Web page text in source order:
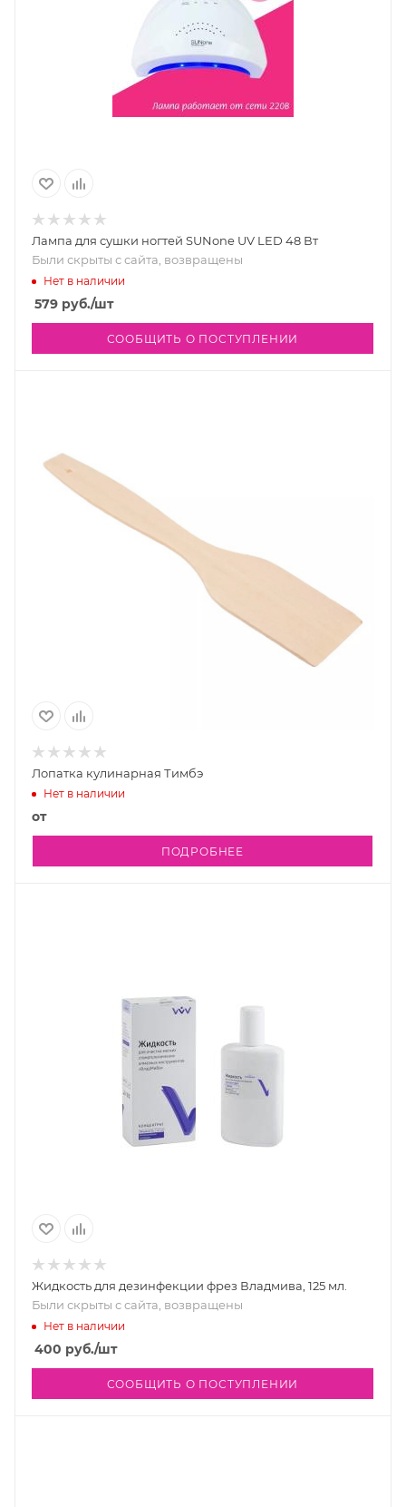
Лампа для сушки ногтей SUNone UV LED 48 Вт
Были скрыты с сайта, возвращены
Нет в наличии
579 руб./шт
СООБЩИТЬ О ПОСТУПЛЕНИИ
Лопатка кулинарная Тимбэ
Нет в наличии
от
ПОДРОБНЕЕ
Жидкость для дезинфекции фрез Владмива, 125 мл.
Были скрыты с сайта, возвращены
Нет в наличии
400 руб./шт
СООБЩИТЬ О ПОСТУПЛЕНИИ